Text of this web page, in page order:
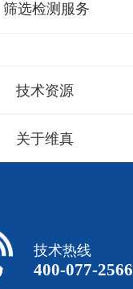
筛选检测服务
技术资源
关于维真
技术热线
400-077-2566